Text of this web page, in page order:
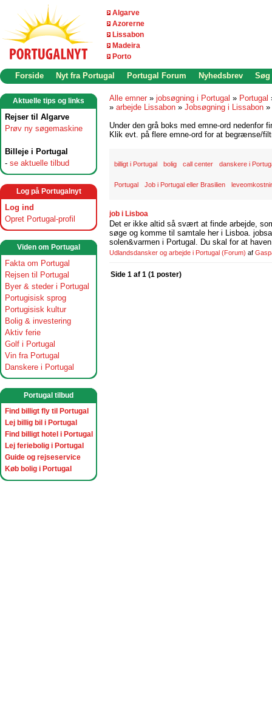
Algarve
Azorerne
Lissabon
Madeira
Porto
Forside Nyt fra Portugal Portugal Forum Nyhedsbrev Søg
Aktuelle tips og links
Rejser til Algarve
Prøv ny søgemaskine
Billeje i Portugal
- se aktuelle tilbud
Log på Portugalnyt
Log ind
Opret Portugal-profil
Viden om Portugal
Fakta om Portugal
Rejsen til Portugal
Byer & steder i Portugal
Portugisisk sprog
Portugisisk kultur
Bolig & investering
Aktiv ferie
Golf i Portugal
Vin fra Portugal
Danskere i Portugal
Portugal tilbud
Find billigt fly til Portugal
Lej billig bil i Portugal
Find billigt hotel i Portugal
Lej feriebolig i Portugal
Guide og rejseservice
Køb bolig i Portugal
Alle emner » jobsøgning i Portugal » Portugal
» arbejde Lissabon » Jobsøgning i Lissabon »
Under den grå boks med emne-ord nedenfor
Klik evt. på flere emne-ord for at begrænse/
billigt i Portugal bolig call center danskere i
Portugal Job i Portugal eller Brasilien
job i Lisboa
Det er ikke altid så svært at finde arbejde,
søge og komme til samtale her i Lisboa.
solen&varmen i Portugal. Du skal for at
Udlandsdansker og arbejde i Portugal (Forum) af
Side 1 af 1 (1 poster)